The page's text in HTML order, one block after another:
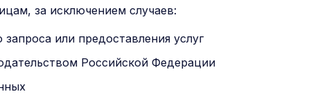
за исключением случаев:
или предоставления услуг
Российской Федерации